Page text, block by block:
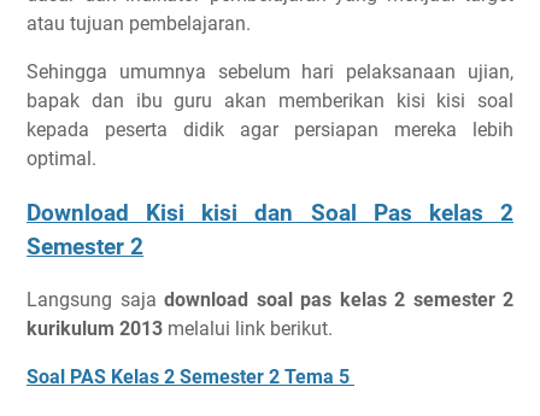
atau tujuan pembelajaran.
Sehingga umumnya sebelum hari pelaksanaan ujian,
bapak dan ibu guru akan memberikan kisi kisi soal
kepada peserta didik agar persiapan mereka lebih
optimal.
Download Kisi kisi dan Soal Pas kelas 2
Semester 2
Langsung saja download soal pas kelas 2 semester 2
kurikulum 2013 melalui link berikut.
Soal PAS Kelas 2 Semester 2 Tema 5